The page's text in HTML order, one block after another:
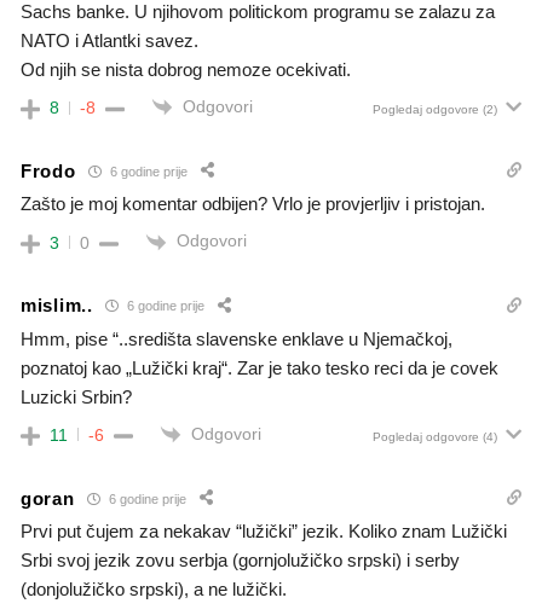
Sachs banke. U njihovom politickom programu se zalazu za
NATO i Atlantki savez.
Od njih se nista dobrog nemoze ocekivati.
8 -8 Odgovori Pogledaj odgovore (2)
Frodo 6 godine prije
Zašto je moj komentar odbijen? Vrlo je provjerljiv i pristojan.
3 0 Odgovori
mislim.. 6 godine prije
Hmm, pise “..središta slavenske enklave u Njemačkoj,
poznatoj kao „Lužički kraj“. Zar je tako tesko reci da je covek
Luzicki Srbin?
11 -6 Odgovori Pogledaj odgovore (4)
goran 6 godine prije
Prvi put čujem za nekakav “lužički” jezik. Koliko znam Lužički
Srbi svoj jezik zovu serbja (gornjolužičko srpski) i serby
(donjolužičko srpski), a ne lužički.